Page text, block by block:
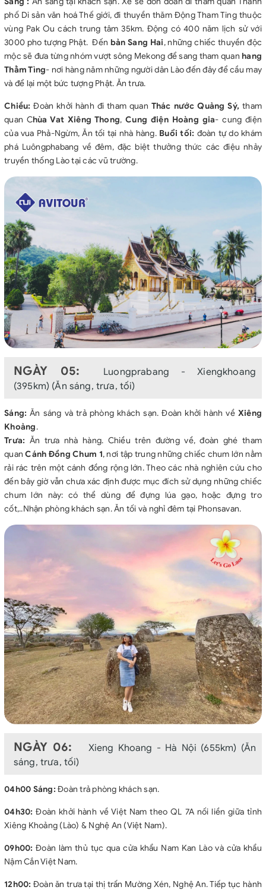
phố Di sản văn hoá Thế giới, đi thuyền thăm Động Tham Ting thuộc
vùng Pak Ou cách trung tâm 35km. Động có 400 năm lịch sử với
3000 pho tượng Phật. Đến bản Sang Hai, những chiếc thuyền độc
mộc sẽ đưa từng nhóm vượt sông Mekong để sang tham quan hang
Thẳm Tìng- nơi hàng năm những người dân Lào đến đây để cầu may
và để lại một bức tượng Phật. Ăn trưa.
Chiều: Đoàn khởi hành đi tham quan Thác nước Quảng Sý, tham
quan Chùa Vat Xiêng Thong,Cung điện Hoàng gia- cung điện
của vua Phả-Ngừm, Ăn tối tại nhà hàng. Buổi tối: đoàn tự do khám
phá Luôngphabang về đêm, đặc biệt thưởng thức các điệu nhảy
truyền thống Lào tại các vũ trường.
NGÀY 05:
Luongprabang - Xiengkhoang
(395km) (Ăn sáng, trưa, tối)
Sáng:Ăn sáng và trả phòng khách sạn. Đoàn khởi hành về Xiêng
Khoảng.
Trưa: Ăn trưa nhà hàng. Chiều trên đường về, đoàn ghé tham
quanCánh Đồng Chum 1, nơi tập trung những chiếc chum lớn nằm
rải rác trên một cánh đồng rộng lớn. Theo các nhà nghiên cứu cho
đến bây giờ vẫn chưa xác định được mục đích sử dụng những chiếc
chum lớn này: có thể dùng để đựng lúa gạo, hoặc đựng tro
cốt,..Nhận phòng khách sạn. Ăn tối và nghỉ đêm tại Phonsavan.
NGÀY 06:
Xieng Khoang - Hà Nội (655km) (Ăn
sáng, trưa, tối)
04h00 Sáng: Đoàn trả phòng khách sạn.
04h30:Đoàn khởi hành về Việt Nam theo QL 7A nối liền giữa tỉnh
Xiêng Khoảng (Lào) & Nghệ An (Việt Nam).
09h00: Đoàn làm thủ tục qua cửa khẩu Nam Kan Lào và cửa khẩu
Nậm Cắn Việt Nam.
12h00: Đoàn ăn trưa tại thị trấn Mường Xén, Nghệ An. Tiếp tục hành